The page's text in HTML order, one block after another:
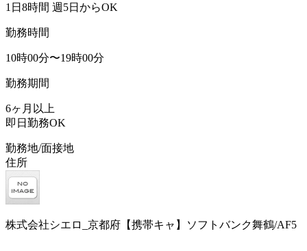
1日8時間 週5日からOK
勤務時間
10時00分〜19時00分
勤務期間
6ヶ月以上
即日勤務OK
勤務地/面接地
住所
株式会社シエロ_京都府【携帯キャ】ソフトバンク舞鶴/AF5